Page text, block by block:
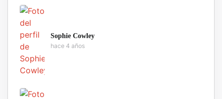
Sophie Cowley
hace 4 años